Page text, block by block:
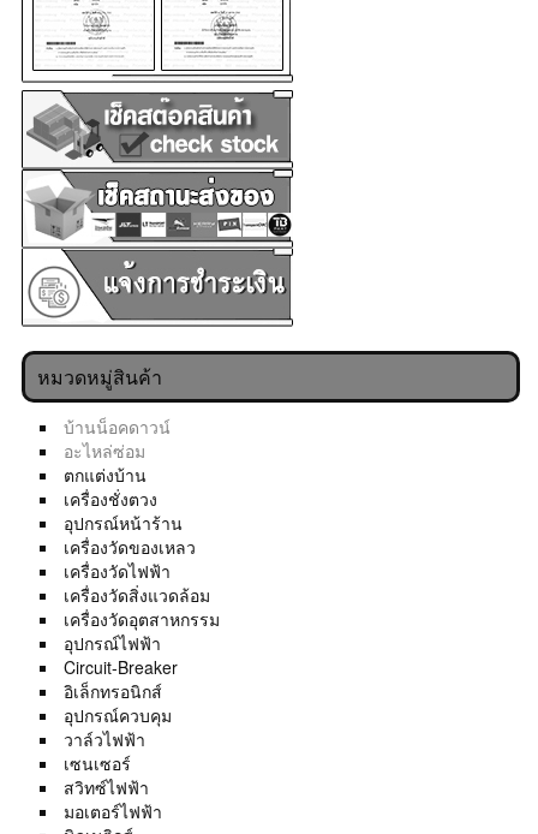
หมวดหมู่สินค้า
บ้านน็อคดาวน์
อะไหล่ซ่อม
ตกแต่งบ้าน
เครื่องชั่งตวง
อุปกรณ์หน้าร้าน
เครื่องวัดของเหลว
เครื่องวัดไฟฟ้า
เครื่องวัดสิ่งแวดล้อม
เครื่องวัดอุตสาหกรรม
อุปกรณ์ไฟฟ้า
Circuit-Breaker
อิเล็กทรอนิกส์
อุปกรณ์ควบคุม
วาล์วไฟฟ้า
เซนเซอร์
สวิทซ์ไฟฟ้า
มอเตอร์ไฟฟ้า